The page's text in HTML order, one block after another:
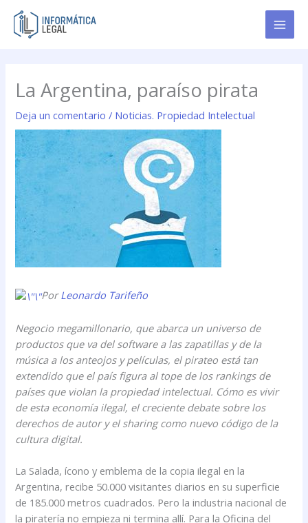
contenido
La Argentina, paraíso pirata
Deja un comentario / Noticias. Propiedad Intelectual
PorLeonardo Tarifeño
Negocio megamillonario, que abarca un universo de
productos que va del software a las zapatillas y de la
música a los anteojos y películas, el pirateo está tan
extendido que el país figura al tope de los rankings de
países que violan la propiedad intelectual. Cómo es vivir
de esta economía ilegal, el creciente debate sobre los
derechos de autor y el sharing como nuevo código de la
cultura digital.
La Salada, ícono y emblema de la copia ilegal en la
Argentina, recibe 50.000 visitantes diarios en su superficie
de 185.000 metros cuadrados. Pero la industria nacional de
la piratería no empieza ni termina allí. Para la Oficina del